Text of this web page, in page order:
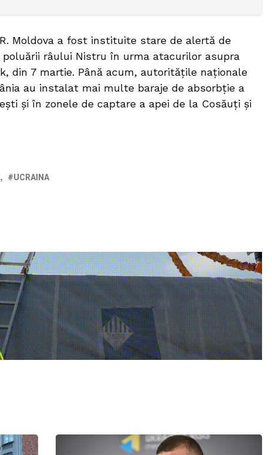
Moldova a fost instituite stare de alertă de
râului Nistru în urma atacurilor asupra
din 7 martie. Până acum, autoritățile naționale
au instalat mai multe baraje de absorbție a
și în zonele de captare a apei de la Cosăuți și
UCRAINA